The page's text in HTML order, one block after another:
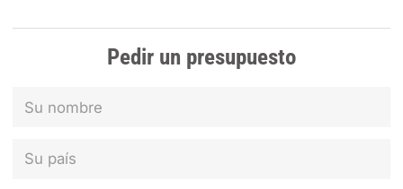
Pedir un presupuesto